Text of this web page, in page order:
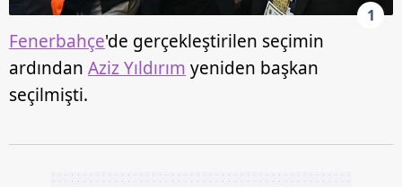
1
Fenerbahçe'de gerçekleştirilen seçimin
ardından Aziz Yıldırım yeniden başkan
seçilmişti.